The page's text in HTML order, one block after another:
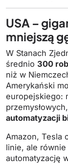
USA –
mniejszą
W Stanach
średnio 300
niż w
Amerykański
europejskiego:
automatyzacji
Amazon, Tesla
linie, ale równie
automatyzację